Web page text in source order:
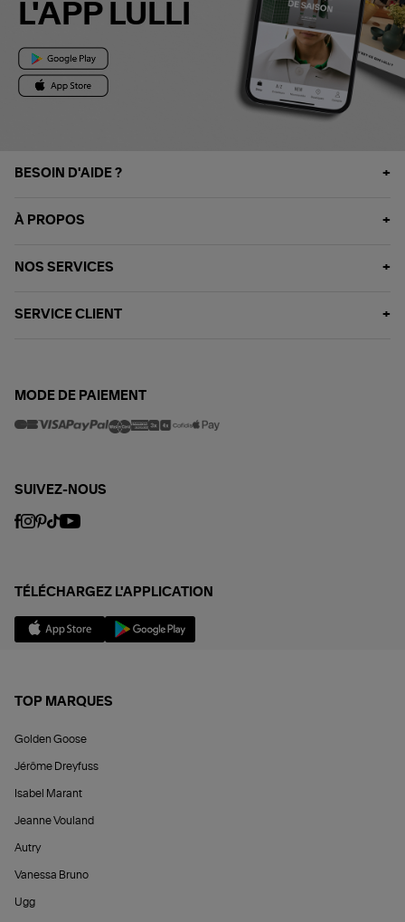
L'APP LULLI
BESOIN D'AIDE ?
À PROPOS
NOS SERVICES
SERVICE CLIENT
MODE DE PAIEMENT
SUIVEZ-NOUS
TÉLÉCHARGEZ L'APPLICATION
TOP MARQUES
Golden Goose
Jérôme Dreyfuss
Isabel Marant
Jeanne Vouland
Autry
Vanessa Bruno
Ugg